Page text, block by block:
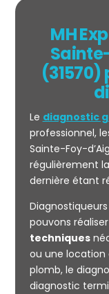
MH
Le diagnostic
professionnel,
Sainte-Foy-
régulièrement
dernière étant
pouvons réaliser
techniques
ou une location
plomb, le
diagnostic